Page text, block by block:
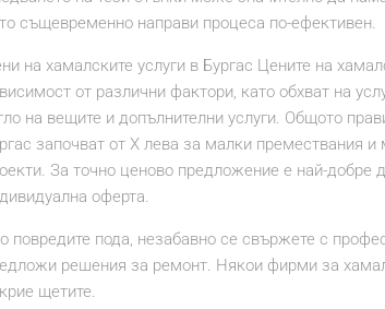
същевременно направи процеса по-ефективен.
на хамалските услуги в Бургас Цените на
от различни фактори, като обхват на
на вещите и допълнителни услуги. Общото
започват от X лева за малки премествания
За точно ценово предложение е най-добре
оферта.
повредите пода, незабавно се свържете с
решения за ремонт. Някои фирми за
щетите.